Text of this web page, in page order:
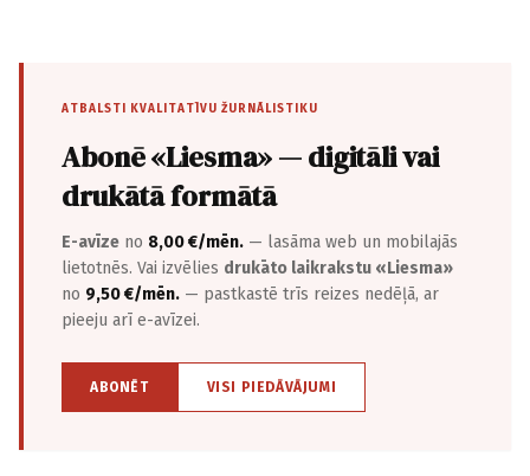
ATBALSTI KVALITATĪVU ŽURNĀLISTIKU
Abonē «Liesma» — digitāli vai
drukātā formātā
E-avīze no 8,00 €/mēn. — lasāma web un mobilajās
lietotnēs. Vai izvēlies drukāto laikrakstu «Liesma»
no 9,50 €/mēn. — pastkastē trīs reizes nedēļā, ar
pieeju arī e-avīzei.
ABONĒT VISI PIEDĀVĀJUMI